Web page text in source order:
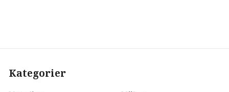
Kategorier